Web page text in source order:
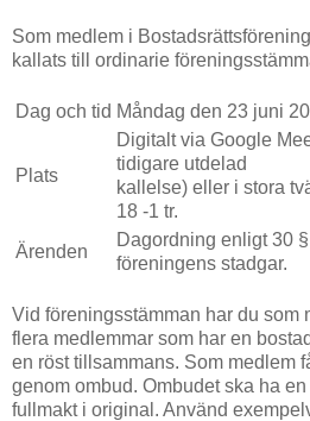
Som medlem i
kallats till ordinarie
Dag och tid Måndag den 23 juni
Plats
Digitalt via Google
tidigare utdelad
kallelse) eller i stora
18 -1 tr.
Ärenden
Dagordning enligt 30
föreningens stadgar.
Vid föreningsstämman har du som
flera medlemmar som har en
en röst tillsammans. Som medlem
genom ombud. Ombudet ska ha
fullmakt i original. Använd